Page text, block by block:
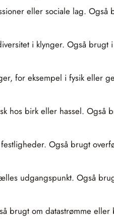
eller sociale lag. Også
i klynger. Også brugt
for eksempel i fysik eller
hos birk eller hassel.
Også brugt
udgangspunkt. Også
brugt om datastrømme